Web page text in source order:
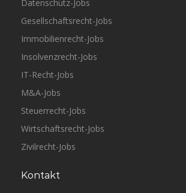
Datenschutz-Jobs
Gesellschaftsrecht-Jobs
Immobilienrecht-Jobs
Insolvenzrecht-Jobs
IT-Recht-Jobs
M&A-Jobs
Steuerrecht-Jobs
Wirtschaftsrecht-Jobs
Zivilrecht-Jobs
Kontakt